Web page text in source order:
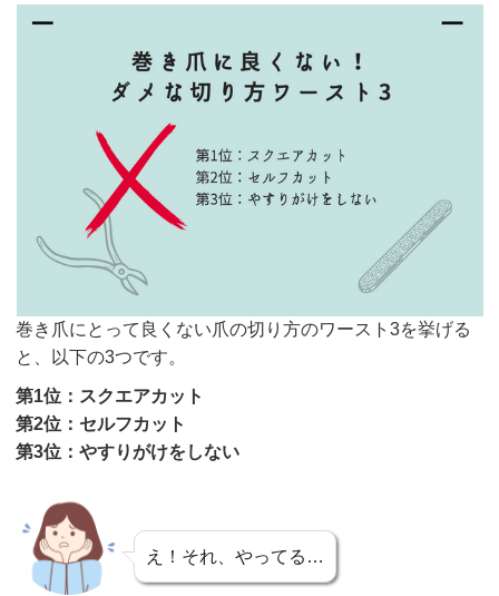
巻き爪にとって良くない爪の切り方のワースト3を挙げる
と、以下の3つです。
第1位：スクエアカット
第2位：セルフカット
第3位：やすりがけをしない
え！それ、やってる…